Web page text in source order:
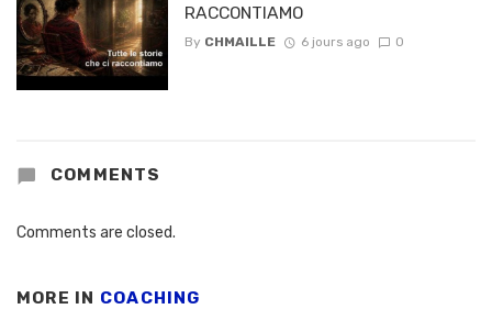
RACCONTIAMO
By CHMAILLE 6 jours ago 0
COMMENTS
Comments are closed.
MORE IN COACHING